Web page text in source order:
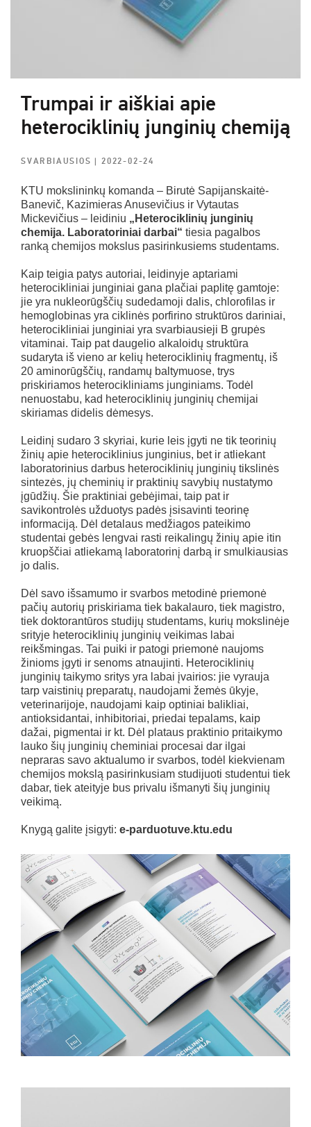
Trumpai ir aiškiai apie
heterociklinių junginių chemiją
SVARBIAUSIOS| 2022-02-24
KTU mokslininkų komanda – Birutė Sapijanskaitė-
Banevič, Kazimieras Anusevičius ir Vytautas
Mickevičius – leidiniu „Heterociklinių junginių
chemija. Laboratoriniai darbai“ tiesia pagalbos
ranką chemijos mokslus pasirinkusiems studentams.
Kaip teigia patys autoriai, leidinyje aptariami
heterocikliniai junginiai gana plačiai paplitę gamtoje:
jie yra nukleorūgščių sudedamoji dalis, chlorofilas ir
hemoglobinas yra ciklinės porfirino struktūros dariniai,
heterocikliniai junginiai yra svarbiausieji B grupės
vitaminai. Taip pat daugelio alkaloidų struktūra
sudaryta iš vieno ar kelių heterociklinių fragmentų, iš
20 aminorūgščių, randamų baltymuose, trys
priskiriamos heterocikliniams junginiams. Todėl
nenuostabu, kad heterociklinių junginių chemijai
skiriamas didelis dėmesys.
Leidinį sudaro 3 skyriai, kurie leis įgyti ne tik teorinių
žinių apie heterociklinius junginius, bet ir atliekant
laboratorinius darbus heterociklinių junginių tikslinės
sintezės, jų cheminių ir praktinių savybių nustatymo
įgūdžių. Šie praktiniai gebėjimai, taip pat ir
savikontrolės užduotys padės įsisavinti teorinę
informaciją. Dėl detalaus medžiagos pateikimo
studentai gebės lengvai rasti reikalingų žinių apie itin
kruopščiai atliekamą laboratorinį darbą ir smulkiausias
jo dalis.
Dėl savo išsamumo ir svarbos metodinė priemonė
pačių autorių priskiriama tiek bakalauro, tiek magistro,
tiek doktorantūros studijų studentams, kurių mokslinėje
srityje heterociklinių junginių veikimas labai
reikšmingas. Tai puiki ir patogi priemonė naujoms
žinioms įgyti ir senoms atnaujinti. Heterociklinių
junginių taikymo sritys yra labai įvairios: jie vyrauja
tarp vaistinių preparatų, naudojami žemės ūkyje,
veterinarijoje, naudojami kaip optiniai balikliai,
antioksidantai, inhibitoriai, priedai tepalams, kaip
dažai, pigmentai ir kt. Dėl plataus praktinio pritaikymo
lauko šių junginių cheminiai procesai dar ilgai
nepraras savo aktualumo ir svarbos, todėl kiekvienam
chemijos mokslą pasirinkusiam studijuoti studentui tiek
dabar, tiek ateityje bus privalu išmanyti šių junginių
veikimą.
Knygą galite įsigyti: e-parduotuve.ktu.edu